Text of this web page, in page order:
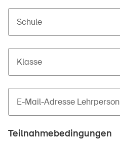
Schule
Klasse
E-Mail-Adresse Lehrperson
Teilnahmebedingungen